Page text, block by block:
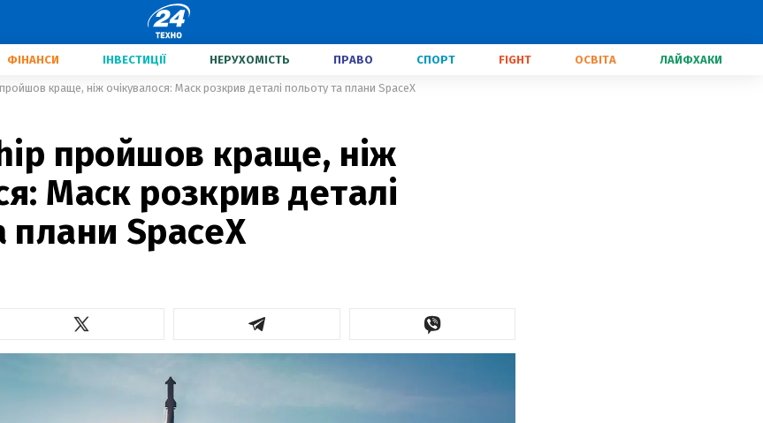
ФІНАНСИ ІНВЕСТИЦІЇ НЕРУХОМІСТЬ ПРАВО СПОРТ FIGHT ОСВІТА ЛАЙФХАКИ
краще, ніж очікувалося: Маск розкрив деталі польоту та плани SpaceX
пройшов краще, ніж
Маск розкрив деталі
плани SpaceX